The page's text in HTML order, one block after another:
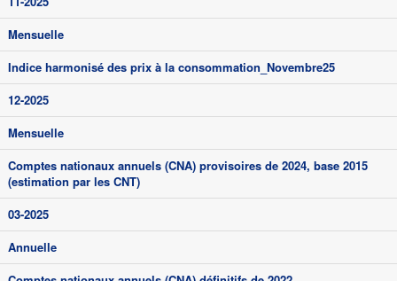
Mensuelle
Indice harmonisé des prix à la consommation_Novembre25
12-2025
Mensuelle
Comptes nationaux annuels (CNA) provisoires de 2024, base 2015
(estimation par les CNT)
03-2025
Annuelle